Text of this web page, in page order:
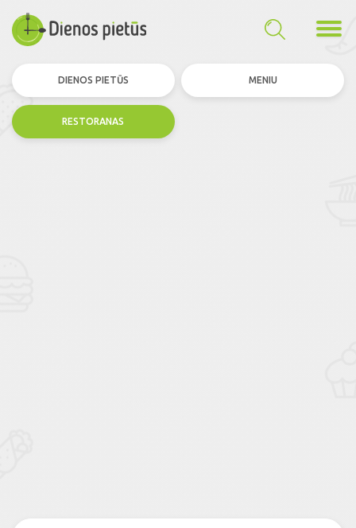
DIENOS PIETŪS MENIU
RESTORANAS